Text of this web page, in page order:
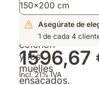
fresca
y
limpia.
150x200 cm
Asegúrate de
1 de cada 4
1596,67
Incl. 21% IVA